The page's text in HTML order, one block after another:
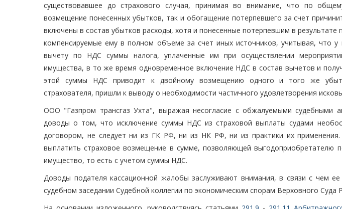
существовавшее до страхового случая, принимая во внимание, что по
возмещение понесенных убытков, так и обогащение потерпевшего за счет
включены в состав убытков расходы, хотя и понесенные потерпевшим в результате
компенсируемые ему в полном объеме за счет иных источников, учитывая, что
вычету по НДС суммы налога, уплаченные им при осуществлении
имущества, в то же время одновременное включение НДС в состав вычетов и
этой суммы НДС приводит к двойному возмещению одного и того же
страхователя, пришли к выводу о необходимости частичного удовлетворения
ООО "Газпром трансгаз Ухта", выражая несогласие с обжалуемыми судебными
доводы о том, что исключение суммы НДС из страховой выплаты судами
договором, не следует ни из ГК РФ, ни из НК РФ, ни из практики их
выплатить страховое возмещение в сумме, позволяющей выгодоприобретателю
имущество, то есть с учетом суммы НДС.
Доводы подателя кассационной жалобы заслуживают внимания, в связи с чем ее
судебном заседании Судебной коллегии по экономическим спорам Верховного Суда